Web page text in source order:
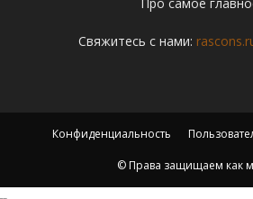
Свяжитесь с нами:
Конфиденциальность
© Права защищаем как